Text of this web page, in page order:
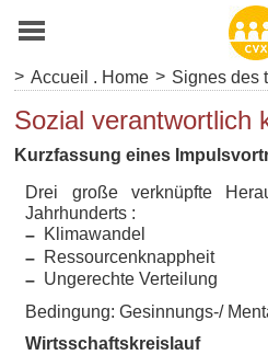
> Accueil . Home > Signes des
Sozial verantwortlich
Kurzfassung eines
Drei große verknüpfte
Jahrhunderts :
– Klimawandel
– Ressourcenknappheit
– Ungerechte Verteilung
Bedingung: Gesinnungs-/
Wirtsschaftskreislauf